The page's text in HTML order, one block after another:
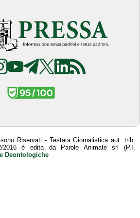
Riservati - Testata Giornalistica aut. trib.
2016 è edita da Parole Animate srl (P.I.
Deontologiche